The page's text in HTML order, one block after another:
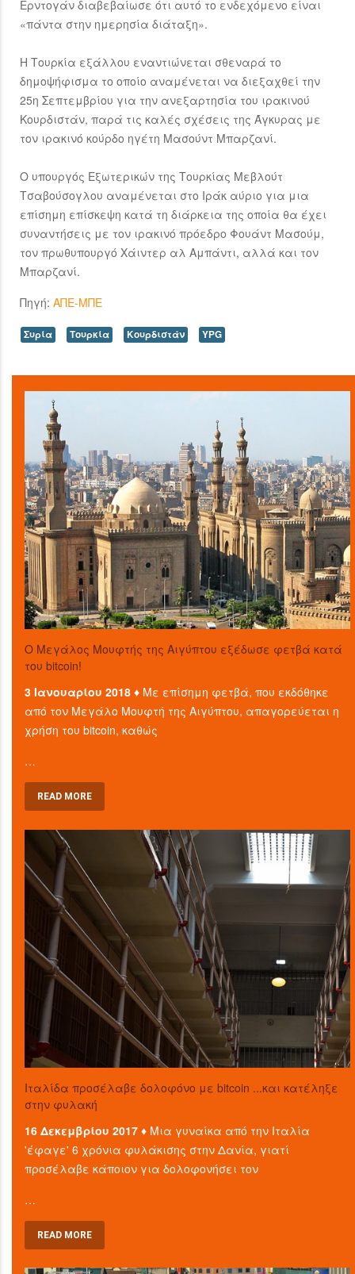
Ερντογάν διαβεβαίωσε ότι αυτό το ενδεχόμενο είναι
«πάντα στην ημερησία διάταξη».
Η Τουρκία εξάλλου εναντιώνεται σθεναρά το
δημοψήφισμα το οποίο αναμένεται να διεξαχθεί την
25η Σεπτεμβρίου για την ανεξαρτησία του ιρακινού
Κουρδιστάν, παρά τις καλές σχέσεις της Άγκυρας με
τον ιρακινό κούρδο ηγέτη Μασούντ Μπαρζανί.
Ο υπουργός Εξωτερικών της Τουρκίας Μεβλούτ
Τσαβούσογλου αναμένεται στο Ιράκ αύριο για μια
επίσημη επίσκεψη κατά τη διάρκεια της οποία θα έχει
συναντήσεις με τον ιρακινό πρόεδρο Φουάντ Μασούμ,
τον πρωθυπουργό Χάιντερ αλ Αμπάντι, αλλά και τον
Μπαρζανί.
Πηγή: ΑΠΕ-ΜΠΕ
Συρία Τουρκία Κουρδιστάν YPG
O Μεγάλος Μουφτής της Αιγύπτου εξέδωσε φετβά κατά
του bitcoin!
3 Ιανουαρίου 2018 ♦ Με επίσημη φετβά, που εκδόθηκε
από τον Μεγάλο Μουφτή της Αιγύπτου, απαγορεύεται η
χρήση του bitcoin, καθώς
…
READ MORE
Ιταλίδα προσέλαβε δολοφόνο με bitcoin ...και κατέληξε
στην φυλακή
16 Δεκεμβρίου 2017 ♦ Μια γυναίκα από την Ιταλία
'έφαγε' 6 χρόνια φυλάκισης στην Δανία, γιατί
προσέλαβε κάποιον για δολοφονήσει τον
…
READ MORE